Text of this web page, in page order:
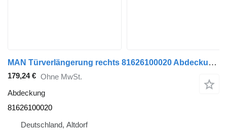
MAN Türverlängerung rechts 81626100020 Abdeckung für MAN TGA Sattelzugmaschine
179,24 € Ohne MwSt.
Abdeckung
81626100020
Deutschland, Altdorf